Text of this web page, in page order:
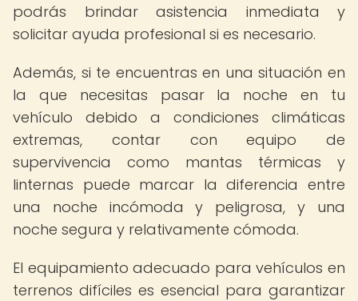
podrás brindar asistencia inmediata y
solicitar ayuda profesional si es necesario.
Además, si te encuentras en una situación en
la que necesitas pasar la noche en tu
vehículo debido a condiciones climáticas
extremas, contar con equipo de
supervivencia como mantas térmicas y
linternas puede marcar la diferencia entre
una noche incómoda y peligrosa, y una
noche segura y relativamente cómoda.
El equipamiento adecuado para vehículos en
terrenos difíciles es esencial para garantizar